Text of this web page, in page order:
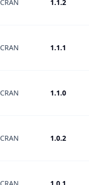
CRAN 1.1.2
CRAN 1.1.1
CRAN 1.1.0
CRAN 1.0.2